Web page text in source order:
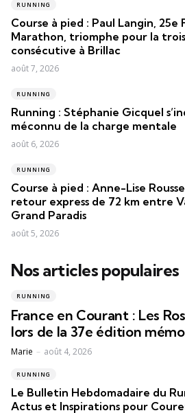
RUNNING
Course à pied : Paul Langin, 25e
Marathon, triomphe pour la
consécutive à Brillac
août 7, 2026
RUNNING
Running : Stéphanie Gicquel
méconnu de la charge mentale
août 6, 2026
RUNNING
Course à pied : Anne-Lise
retour express de 72 km entre
Grand Paradis
août 5, 2026
Nos articles populaires
RUNNING
France en Courant : Les
lors de la 37e édition
Posted
Marie août 4, 2026
RUNNING
Le Bulletin Hebdomadaire du
Actus et Inspirations pour